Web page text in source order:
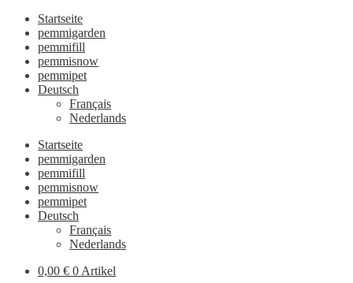
Startseite
pemmigarden
pemmifill
pemmisnow
pemmipet
Deutsch
Français
Nederlands
Startseite
pemmigarden
pemmifill
pemmisnow
pemmipet
Deutsch
Français
Nederlands
0,00 € 0 Artikel